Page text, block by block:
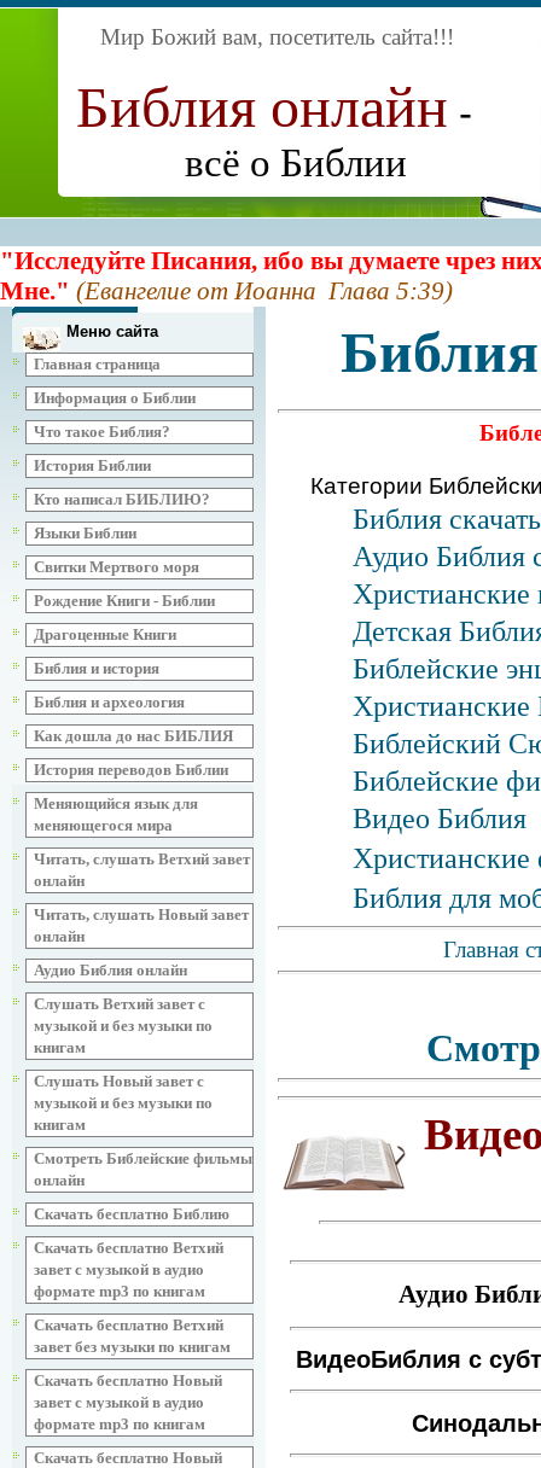
Мир Божий вам, посетитель сайта!!!
Библия онлайн -
всё о Библии
"Исследуйте Писания, ибо вы думаете чрез
Мне." (Евангелие от Иоанна Глава 5:39)
Меню сайта
Главная страница
Информация о Библии
Что такое Библия?
История Библии
Кто написал БИБЛИЮ?
Языки Библии
Свитки Мертвого моря
Рождение Книги - Библии
Драгоценные Книги
Библия и история
Библия и археология
Как дошла до нас БИБЛИЯ
История переводов Библии
Меняющийся язык для
меняющегося мира
Читать, слушать Ветхий завет
онлайн
Читать, слушать Новый завет
онлайн
Аудио Библия онлайн
Слушать Ветхий завет с
музыкой и без музыки по
книгам
Слушать Новый завет с
музыкой и без музыки по
книгам
Смотреть Библейские фильмы
онлайн
Скачать бесплатно Библию
Скачать бесплатно Ветхий
завет с музыкой в аудио
формате mp3 по книгам
Скачать бесплатно Ветхий
завет без музыки по книгам
Скачать бесплатно Новый
завет с музыкой в аудио
формате mp3 по книгам
Скачать бесплатно Новый
Категории
Библия
Аудио Библия
Христианские
Детская
Библейские
Христианские
Библейский
Библейские
Видео Библия
Христианские
Библия для
Главная
Аудио
ВидеоБиблия с